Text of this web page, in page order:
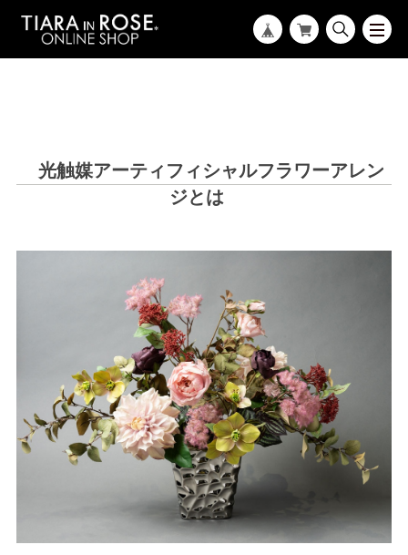
光触媒アーティフィシャルフラワーアレン
ジとは